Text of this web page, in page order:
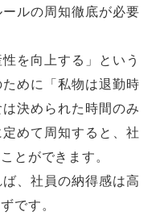
ルの周知徹底が必要
を向上する」という
めに「私物は退勤時
決められた時間のみ
めて周知すると、社
とができます。
、社員の納得感は高
です。